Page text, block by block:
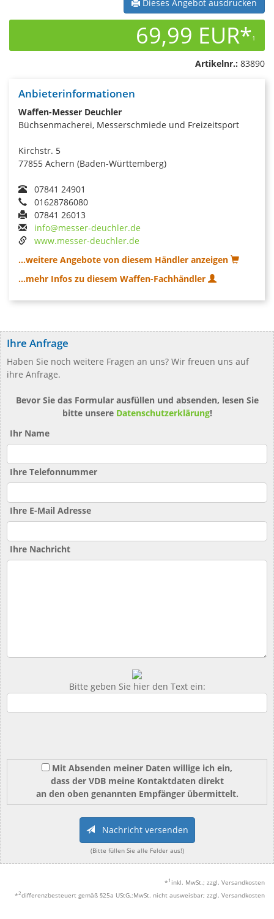
Dieses Angebot ausdrucken
69,99 EUR*1
Artikelnr.: 83890
Anbieterinformationen
Waffen-Messer Deuchler
Büchsenmacherei, Messerschmiede und Freizeitsport
Kirchstr. 5
77855 Achern (Baden-Württemberg)
07841 24901
01628786080
07841 26013
info@messer-deuchler.de
www.messer-deuchler.de
...weitere Angebote von diesem Händler anzeigen
...mehr Infos zu diesem Waffen-Fachhändler
Ihre Anfrage
Haben Sie noch weitere Fragen an uns? Wir freuen uns auf
ihre Anfrage.
Bevor Sie das Formular ausfüllen und absenden, lesen Sie
bitte unsere Datenschutzerklärung!
Ihr Name
Ihre Telefonnummer
Ihre E-Mail Adresse
Ihre Nachricht
Bitte geben Sie hier den Text ein:
Mit Absenden meiner Daten willige ich ein,
dass der VDB meine Kontaktdaten direkt
an den oben genannten Empfänger übermittelt.
Nachricht versenden
(Bitte füllen Sie alle Felder aus!)
* 1 inkl. MwSt.; zzgl. Versandkosten
*2differenzbesteuert gemäß §25a UStG.;MwSt. nicht ausweisbar; zzgl. Versandkosten